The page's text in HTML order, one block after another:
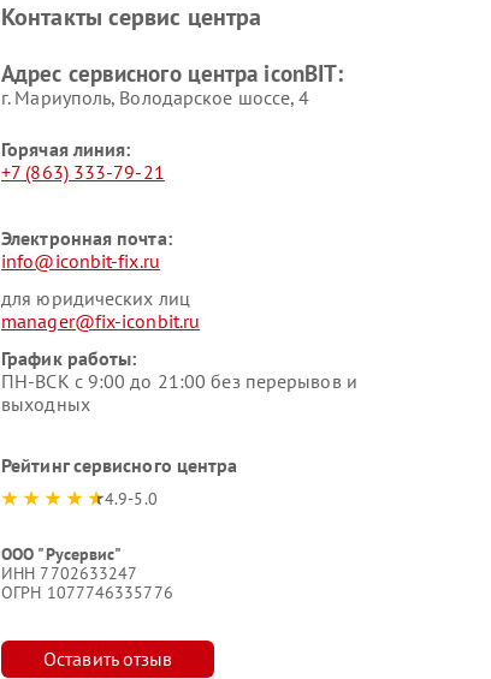
Контакты сервис центра
Адрес сервисного центра iconBIT:
г. Мариуполь, Володарское шоссе, 4
Горячая линия:
+7 (863) 333-79-21
Электронная почта:
info@iconbit-fix.ru
для юридических лиц
manager@fix-iconbit.ru
График работы:
ПН-ВСК с 9:00 до 21:00 без перерывов и
выходных
Рейтинг сервисного центра
4.9-5.0
ООО "Русервис"
ИНН 7702633247
ОГРН 1077746335776
Оставить отзыв